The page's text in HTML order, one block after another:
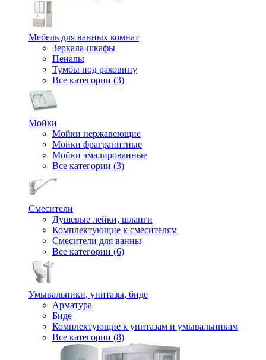
Мебель для ванных комнат
Зеркала-шкафы
Пеналы
Тумбы под раковину
Все категории (3)
Мойки
Мойки нержавеющие
Мойки фрагранитные
Мойки эмалированные
Все категории (3)
Смесители
Душевые лейки, шланги
Комплектующие к смесителям
Смесители для ванны
Все категории (6)
Умывальники, унитазы, биде
Арматура
Биде
Комплектующие к унитазам и умывальникам
Все категории (8)